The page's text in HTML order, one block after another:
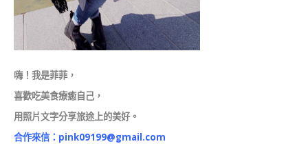
嗨！我是菲菲，
喜歡吃美食療癒自己，
用照片文字分享旅途上的美好。
合作來信： pink09199@gmail.com